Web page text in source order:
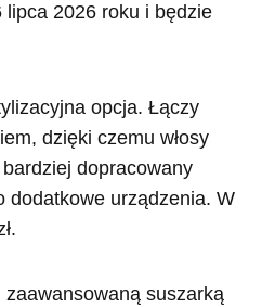
lipca 2026 roku i będzie
opcja. Łączy
dzięki czemu włosy
dopracowany
dodatkowe urządzenia. W
suszarką